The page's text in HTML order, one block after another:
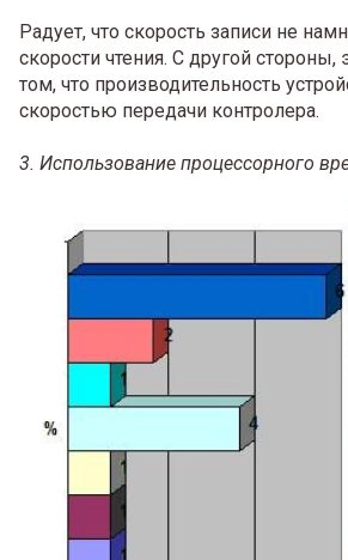
Радует, что скорость записи не
скорости чтения. С другой стороны,
том, что производительность
скоростью передачи контролера.
3. Использование процессорного